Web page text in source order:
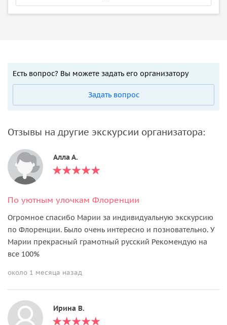
Есть вопрос? Вы можете задать его организатору
Задать вопрос
Отзывы на другие экскурсии организатора:
Алла А.
По уютным улочкам Флоренции
Огромное спасибо Марии за индивидуальную экскурсию
по Флоренции. Было очень интересно и позновательно. У
Марии прекрасный грамотный русский Рекомендую на
все 100%
около 1 месяца назад
Ирина В.